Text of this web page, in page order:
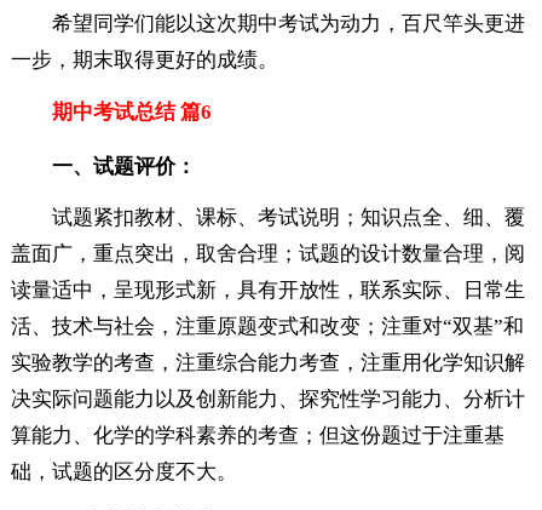
希望同学们能以这次期中考试为动力，百尺竿头更进
一步，期末取得更好的成绩。
期中考试总结 篇6
一、试题评价：
试题紧扣教材、课标、考试说明；知识点全、细、覆
盖面广，重点突出，取舍合理；试题的设计数量合理，阅
读量适中，呈现形式新，具有开放性，联系实际、日常生
活、技术与社会，注重原题变式和改变；注重对“双基”和
实验教学的考查，注重综合能力考查，注重用化学知识解
决实际问题能力以及创新能力、探究性学习能力、分析计
算能力、化学的学科素养的考查；但这份题过于注重基
础，试题的区分度不大。